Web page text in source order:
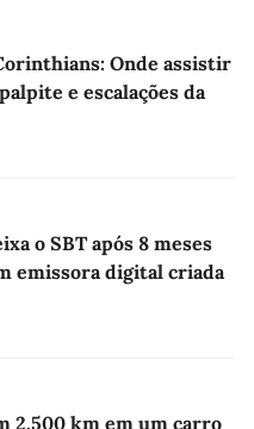
Onde assistir
e escalações da
o SBT após 8 meses
emissora digital criada
2.500 km em um carro